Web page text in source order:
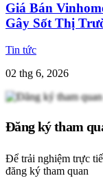
Giá Bán
Gây Sốt Thị
Tin tức
02 thg 6, 2026
Đăng ký tham
Để trải nghiệm trực
đăng ký tham quan